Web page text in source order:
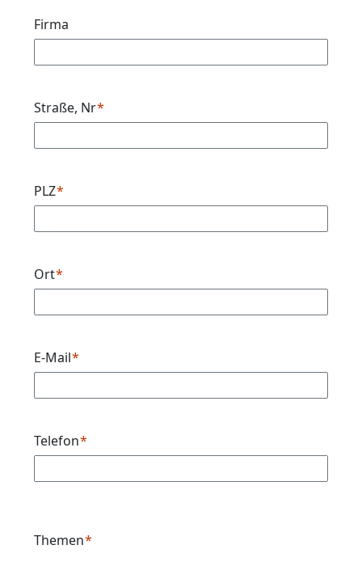
Firma
Straße, Nr
PLZ
Ort
E-Mail
Telefon
Themen